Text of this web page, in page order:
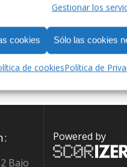
Gestionar los
cookies Sólo las cookies
de cookiesPolítica de
Bajo
Powered by